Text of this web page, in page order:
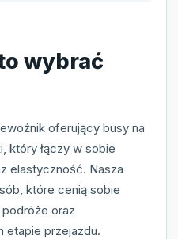
wybrać
oferujący busy na
który łączy w sobie
elastyczność. Nasza
które cenią sobie
oraz
etapie przejazdu.